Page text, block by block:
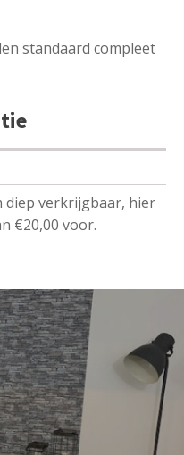
standaard compleet
diep verkrijgbaar, hier
€20,00 voor.